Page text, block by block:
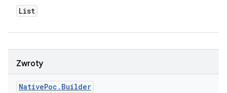
List
Zwroty
NativePoc . Builder